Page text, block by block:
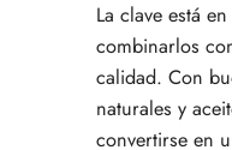
La clave está
combinarlos
calidad. Con
naturales y
convertirse en